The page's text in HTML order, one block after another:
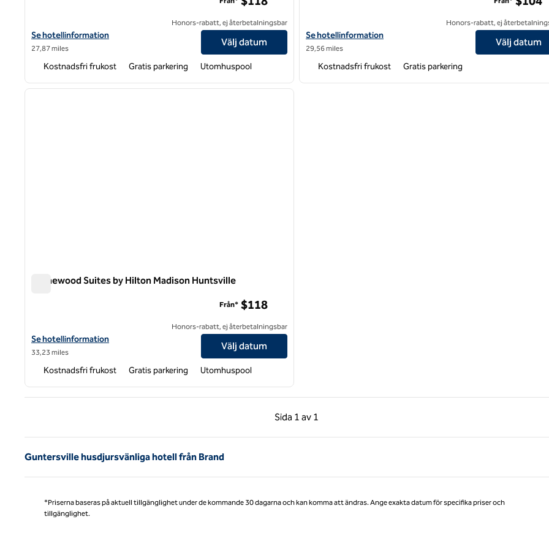
Visa hotelldetaljer för Hampton Inn & Suites Scottsboro
Se hotellinformation
27,87 miles
Honors-rabatt, ej återbetalningsbar
Välj datum
Kostnadsfri frukost Gratis parkering Utomhuspool
Visa hotelldetaljer för Hampton Inn Gadsden
Se hotellinformation
29,56 miles
Honors-rabatt, ej
Välj datum
Kostnadsfri frukost Gratis parkering
1 av 12
nästa bild
Homewood Suites by Hilton Madison Huntsville
Visa hotelluppgifter för Homewood Suites by Hilton Madison Huntsville
Se hotellinformation
33,23 miles
Från* $118
Honors-rabatt, ej återbetalningsbar
Välj datum
Kostnadsfri frukost Gratis parkering Utomhuspool
Sida 1 av 1
Föregående sida, 1 av 1
Sida 1 av 1
Guntersville husdjursvänliga hotell från Brand
*Priserna baseras på aktuell tillgänglighet under de kommande 30 dagarna och kan komma att ändras. Ange exakta datum för specifika priser och
tillgänglighet.